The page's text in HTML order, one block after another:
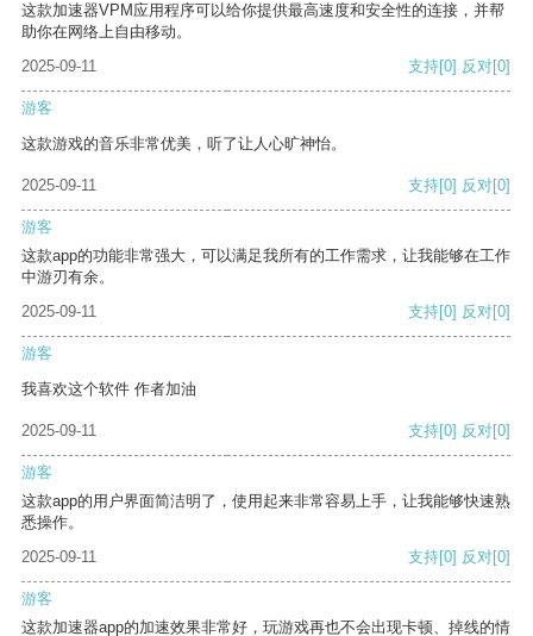
这款加速器VPM应用程序可以给你提供最高速度和安全性的连接，并帮
助你在网络上自由移动。
2025-09-11
支持[0] 反对[0]
游客
这款游戏的音乐非常优美，听了让人心旷神怡。
2025-09-11 支持[0] 反对[0]
游客
这款app的功能非常强大，可以满足我所有的工作需求，让我能够在工作
中游刃有余。
2025-09-11
支持[0] 反对[0]
游客
我喜欢这个软件 作者加油
2025-09-11 支持[0] 反对[0]
游客
这款app的用户界面简洁明了，使用起来非常容易上手，让我能够快速熟
悉操作。
2025-09-11
支持[0] 反对[0]
游客
这款加速器app的加速效果非常好，玩游戏再也不会出现卡顿、掉线的情